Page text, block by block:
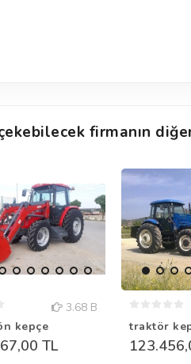
firmanın
3.68 B
kepçe
TL
traktör